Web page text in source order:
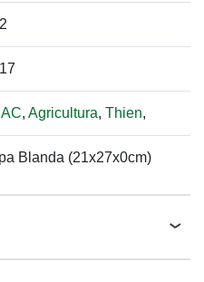
AC, Agricultura, Thien,
Blanda (21x27x0cm)